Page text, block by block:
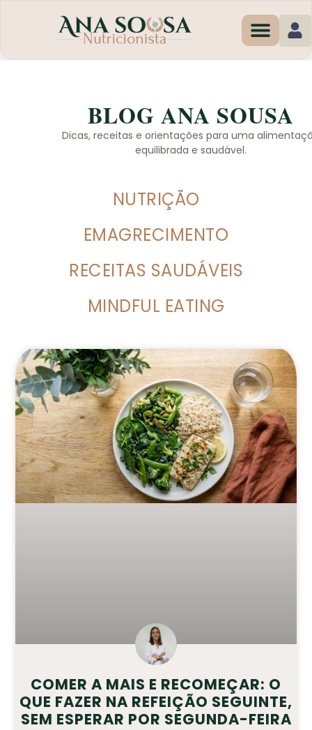
BLOG ANA SOUSA
Dicas, receitas e orientações para uma
equilibrada e saudável.
NUTRIÇÃO
EMAGRECIMENTO
RECEITAS SAUDÁVEIS
MINDFUL EATING
COMER A MAIS E RECOMEÇAR: O
QUE FAZER NA REFEIÇÃO SEGUINTE,
SEM ESPERAR POR SEGUNDA-FEIRA